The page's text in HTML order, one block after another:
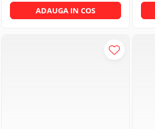
Pentru toate suprafetele
Solutii profesionale pentru
ADAUGA IN COS